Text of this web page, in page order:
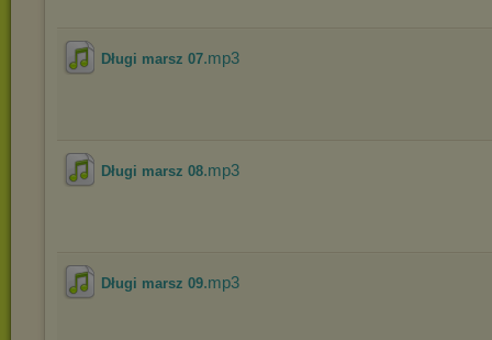
Długi marsz 07.mp3
Długi marsz 08.mp3
Długi marsz 09.mp3